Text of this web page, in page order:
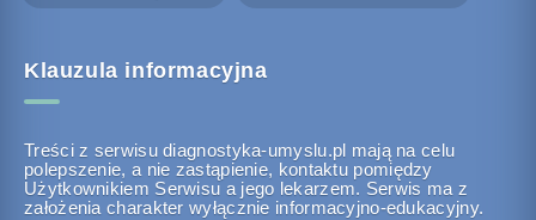
Klauzula informacyjna
Treści z serwisu diagnostyka-umyslu.pl mają na celu
polepszenie, a nie zastąpienie, kontaktu pomiędzy
Użytkownikiem Serwisu a jego lekarzem. Serwis ma z
założenia charakter wyłącznie informacyjno-edukacyjny.